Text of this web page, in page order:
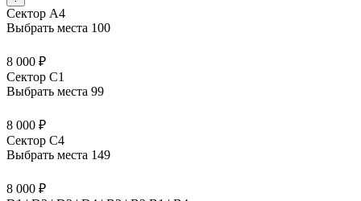
Сектор A4
Выбрать места 100
8 000 ₽
Сектор C1
Выбрать места 99
8 000 ₽
Сектор C4
Выбрать места 149
8 000 ₽